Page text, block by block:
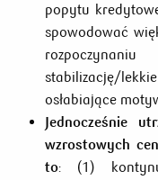
popytu
spowodować
stabilizację/
osłabiające
Jednocześnie
wzrostowych
to: (1)